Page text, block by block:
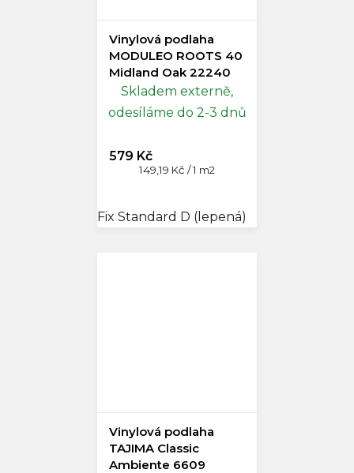
Vinylová podlaha
MODULEO ROOTS 40
Midland Oak 22240
Skladem externě,
odesíláme do 2-3 dnů
579 Kč
Měrná
149,19 Kč / 1 m2
Fix Standard D (lepená)
Vinylová podlaha
TAJIMA Classic
Ambiente 6609